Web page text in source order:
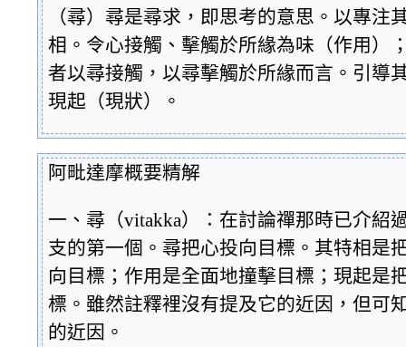
（尋）尋是尋求，即思考的意思。以專注
相。令心接觸、擊觸於所緣為味（作用）
者以尋接觸，以尋擊觸於所緣而言。引導
現起（現狀）。
阿毗達摩概要精解
一、尋（vitakka）：在討論禪那時已介紹
支的第一個。尋把心投向目標。其特相是
向目標；作用是全面地撞擊目標；現起是
標。雖然註釋裡沒有提及它的近因，但可
的近因。